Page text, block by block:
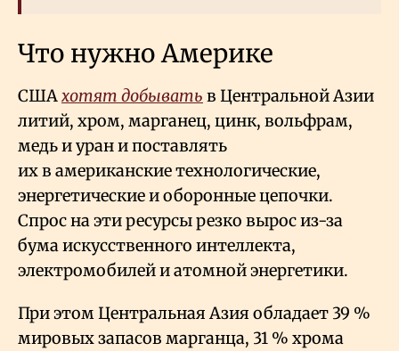
Что нужно Америке
СШАхотят добывать в Центральной Азии
литий, хром, марганец, цинк, вольфрам,
медь и уран и поставлять
их в американские технологические,
энергетические и оборонные цепочки.
Спрос на эти ресурсы резко вырос из-за
бума искусственного интеллекта,
электромобилей и атомной энергетики.
При этом Центральная Азия обладает 39 %
мировых запасов марганца, 31 % хрома